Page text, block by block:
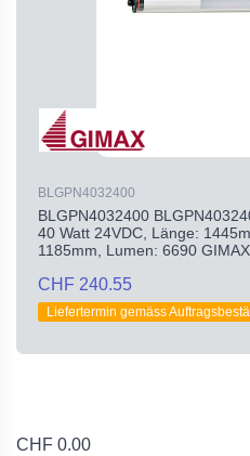
BLGPN4032400
BLGPN4032400
40 Watt 24VDC, Länge:
1185mm, Lumen: 6690 GIMAX
CHF 240.55
Liefertermin gemäss
CHF 0.00